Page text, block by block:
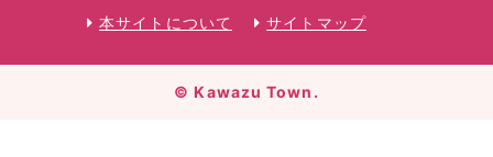
本サイトについて サイトマップ
© Kawazu Town.